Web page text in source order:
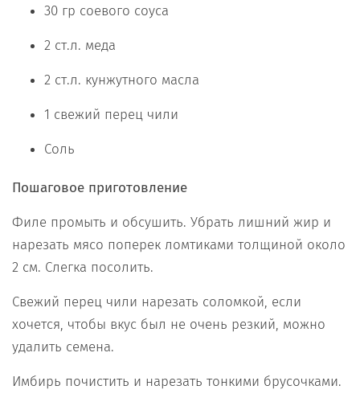
30 гр соевого соуса
2 ст.л. меда
2 ст.л. кунжутного масла
1 свежий перец чили
Соль
Пошаговое приготовление
Филе промыть и обсушить. Убрать лишний жир и
нарезать мясо поперек ломтиками толщиной около
2 см. Слегка посолить.
Свежий перец чили нарезать соломкой, если
хочется, чтобы вкус был не очень резкий, можно
удалить семена.
Имбирь почистить и нарезать тонкими брусочками.